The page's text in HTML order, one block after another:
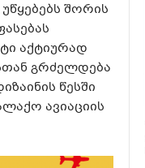
შორის
აქტიურად
გრძელდება
წესში
ავიაციის